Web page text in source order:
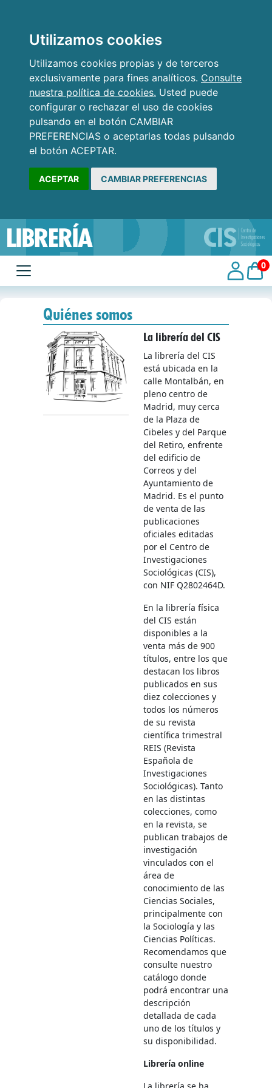
Utilizamos cookies
Utilizamos cookies propias y de terceros
exclusivamente para fines analíticos. Consulte
nuestra política de cookies. Usted puede
configurar o rechazar el uso de cookies
pulsando en el botón CAMBIAR
PREFERENCIAS o aceptarlas todas pulsando
el botón ACEPTAR.
ACEPTAR CAMBIAR PREFERENCIAS
0
Quiénes somos
La librería del CIS
La librería del CIS
está ubicada en la
calle Montalbán, en
pleno centro de
Madrid, muy cerca
de la Plaza de
Cibeles y del Parque
del Retiro, enfrente
del edificio de
Correos y del
Ayuntamiento de
Madrid. Es el punto
de venta de las
publicaciones
oficiales editadas
por el Centro de
Investigaciones
Sociológicas (CIS),
con NIF Q2802464D.
En la librería física
del CIS están
disponibles a la
venta más de 900
títulos, entre los que
destacan los libros
publicados en sus
diez colecciones y
todos los números
de su revista
científica trimestral
REIS (Revista
Española de
Investigaciones
Sociológicas). Tanto
en las distintas
colecciones, como
en la revista, se
publican trabajos de
investigación
vinculados con el
área de
conocimiento de las
Ciencias Sociales,
principalmente con
la Sociología y las
Ciencias Políticas.
Recomendamos que
consulte nuestro
catálogo donde
podrá encontrar una
descripción
detallada de cada
uno de los títulos y
su disponibilidad.
Librería online